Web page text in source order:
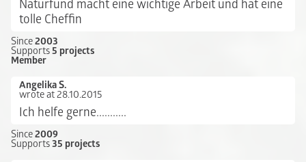
Naturfund macht eine wichtige Arbeit und hat eine
tolle Cheffin
Since2003
Supports5 projects
Member
Angelika S.
wrote at 28.10.2015
Ich helfe gerne...........
Since2009
Supports35 projects